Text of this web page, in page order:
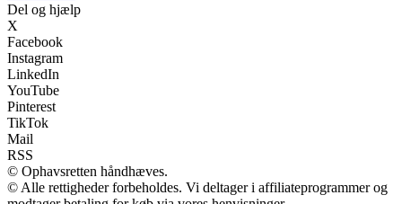
Del og hjælp
X
Facebook
Instagram
LinkedIn
YouTube
Pinterest
TikTok
Mail
RSS
© Ophavsretten håndhæves.
© Alle rettigheder forbeholdes. Vi deltager i affiliateprogrammer og